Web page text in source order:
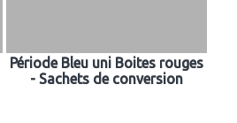
Période Bleu uni Boites rouges
- Sachets de conversion